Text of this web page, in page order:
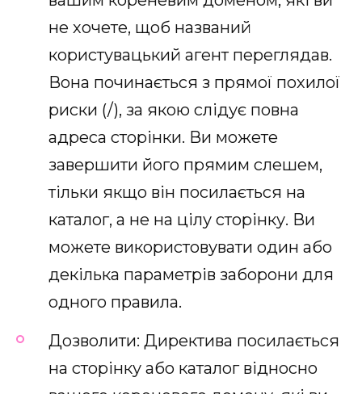
не хочете, щоб названий
користувацький агент переглядав.
Вона починається з прямої похилої
риски (/), за якою слідує повна
адреса сторінки. Ви можете
завершити його прямим слешем,
тільки якщо він посилається на
каталог, а не на цілу сторінку. Ви
можете використовувати один або
декілька параметрів заборони для
одного правила.
Дозволити: Директива посилається
на сторінку або каталог відносно